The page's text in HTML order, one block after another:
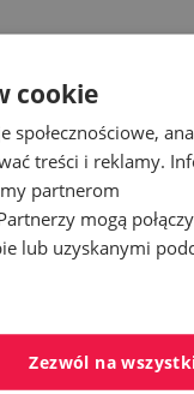
cookie
treści i reklamy.
partnerom
mogą
lub uzyskanymi
Zezwól na